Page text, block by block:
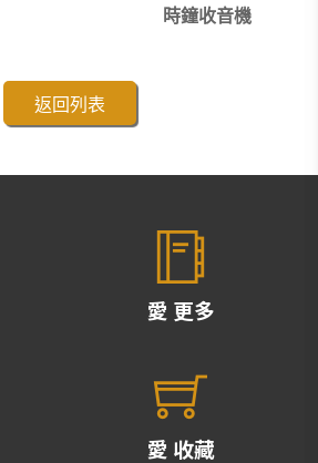
時鐘收音機
返回列表
愛 更多
愛 收藏